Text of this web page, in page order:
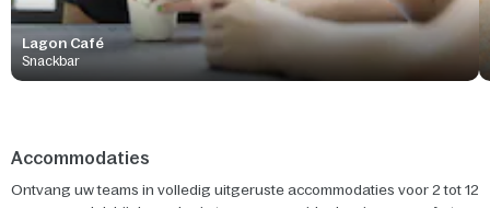
Lagon Café
Snackbar
Accommodaties
Ontvang uw teams in volledig uitgeruste accommodaties voor 2 tot 12